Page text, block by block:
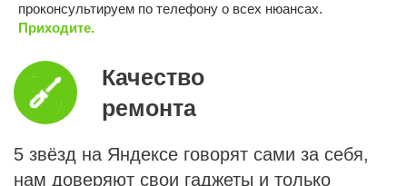
Прайс
проконсультируем по телефону о всех нюансах.
Приходите.